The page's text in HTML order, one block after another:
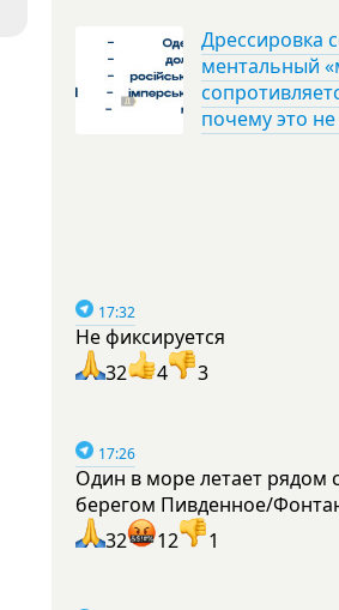
Дрессировка
ментальный
почему это
17:32
Не фиксируется
32
4 3
17:26
Один в море летает рядом с
берегом Пивденное/
32
12 1